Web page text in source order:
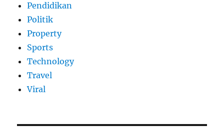
Pendidikan
Politik
Property
Sports
Technology
Travel
Viral